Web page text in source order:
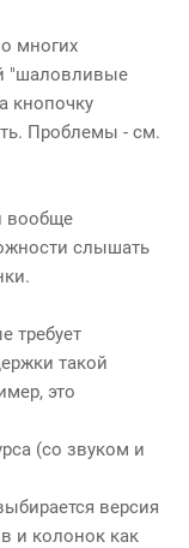
многих
"шаловливые
кнопочку
Проблемы - см.
вообще
слышать
требует
такой
это
(со звуком и
версия
и колонок как